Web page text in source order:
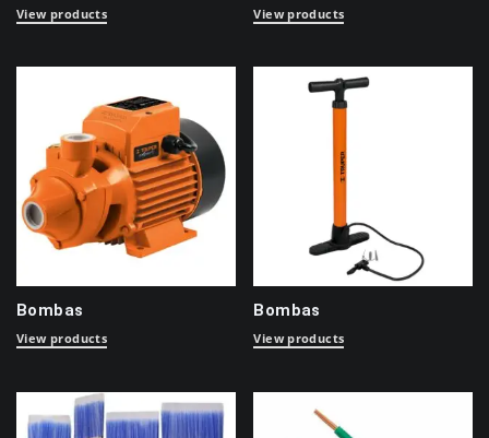
View products View products
Bombas
View products
Bombas
View products